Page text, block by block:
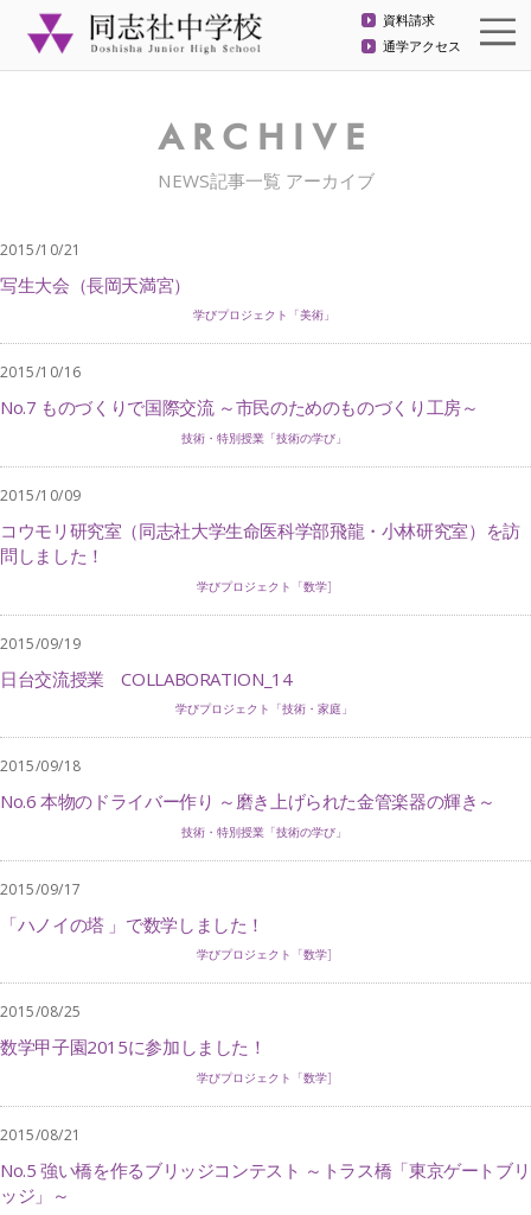
資料請求
通学アクセス
ARCHIVE
NEWS記事一覧 アーカイブ
2015/10/21
写生大会（長岡天満宮）
学びプロジェクト「美術」
2015/10/16
No.7 ものづくりで国際交流 ～市民のためのものづくり工房～
技術・特別授業「技術の学び」
2015/10/09
コウモリ研究室（同志社大学生命医科学部飛龍・小林研究室）を訪
問しました！
学びプロジェクト「数学]
2015/09/19
日台交流授業 COLLABORATION_14
学びプロジェクト「技術・家庭」
2015/09/18
No.6 本物のドライバー作り ～磨き上げられた金管楽器の輝き～
技術・特別授業「技術の学び」
2015/09/17
「ハノイの塔 」で数学しました！
学びプロジェクト「数学]
2015/08/25
数学甲子園2015に参加しました！
学びプロジェクト「数学]
2015/08/21
No.5 強い橋を作るブリッジコンテスト ～トラス橋「東京ゲートブリ
ッジ」～